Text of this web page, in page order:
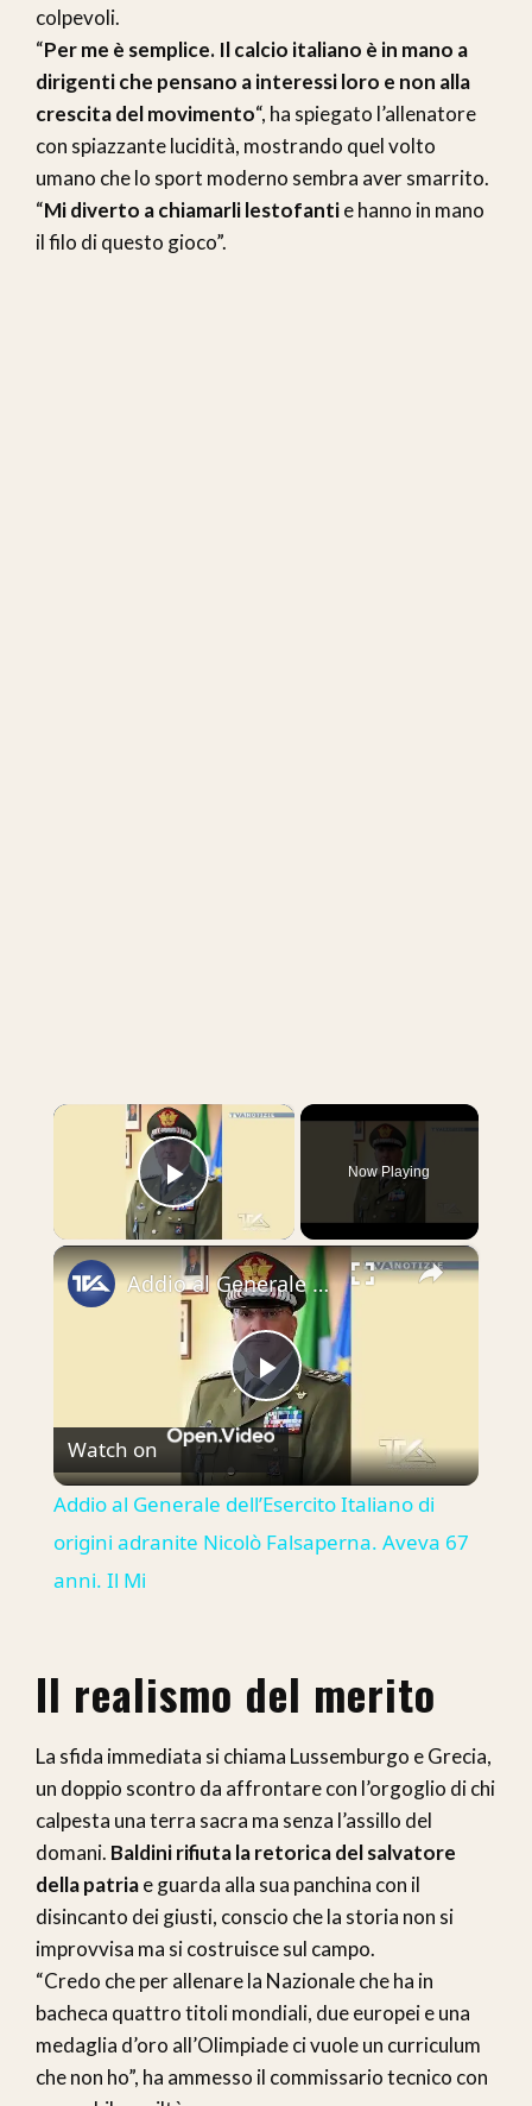
colpevoli.
“Per me è semplice. Il calcio italiano è in mano a
dirigenti che pensano a interessi loro e non alla
crescita del movimento“, ha spiegato l’allenatore
con spiazzante lucidità, mostrando quel volto
umano che lo sport moderno sembra aver smarrito.
“Mi diverto a chiamarli lestofantie hanno in mano
il filo di questo gioco”.
×
Play Video
Now Playing
×
Play
Video
Addio al Generale dell’Esercito Italiano di origini adranite Nicolò Falsaperna. Aveva 67 anni. Il Mi
Watch on
Addio al Generale dell’Esercito Italiano di
origini adranite Nicolò Falsaperna. Aveva 67
anni. Il Mi
Il realismo del merito
La sfida immediata si chiama Lussemburgo e Grecia,
un doppio scontro da affrontare con l’orgoglio di chi
calpesta una terra sacra ma senza l’assillo del
domani. Baldini rifiuta la retorica del salvatore
della patriae guarda alla sua panchina con il
disincanto dei giusti, conscio che la storia non si
improvvisa ma si costruisce sul campo.
“Credo che per allenare la Nazionale che ha in
bacheca quattro titoli mondiali, due europei e una
medaglia d’oro all’Olimpiade ci vuole un curriculum
che non ho”, ha ammesso il commissario tecnico con